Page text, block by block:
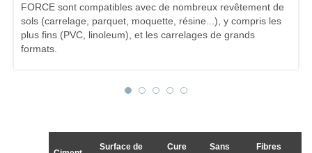
FORCE sont compatibles avec de nombreux revêtement de
sols (carrelage, parquet, moquette, résine...), y compris les
plus fins (PVC, linoleum), et les carrelages de grands
formats.
Surface de
Cure
Sans
Fibres